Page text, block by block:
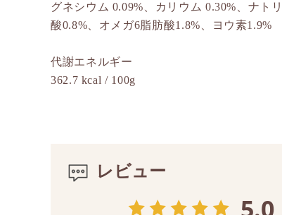
グネシウム 0.09%、カリウム 0.30%、ナト
酸0.8%、オメガ6脂肪酸1.8%、ヨウ素1.9%
代謝エネルギー
362.7 kcal / 100g
レビュー